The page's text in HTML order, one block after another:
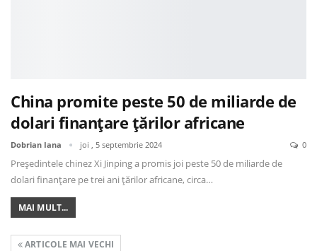
China promite peste 50 de miliarde de
dolari finanțare țărilor africane
Dobrian Iana joi , 5 septembrie 2024 0
Preşedintele chinez Xi Jinping a promis joi peste 50 de miliarde de
dolari finanţare pe trei ani ţărilor africane, circa…
MAI MULT...
ARTICOLE MAI VECHI